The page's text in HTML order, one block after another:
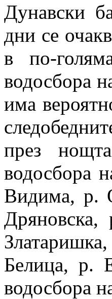
Дунавски
дни се
в по-
водосбора
има
през
водосбора
Видима, р.
Белица, р.
водосбора